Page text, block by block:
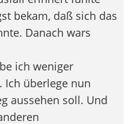
bekam, daß sich das
Danach wars
ich weniger
Ich überlege nun
aussehen soll. Und